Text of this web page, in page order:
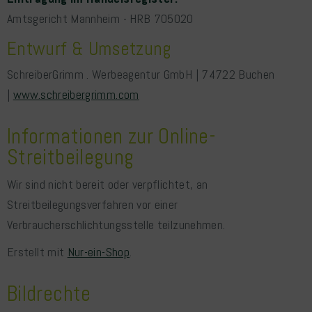
Amtsgericht Mannheim - HRB 705020
Entwurf & Umsetzung
SchreiberGrimm . Werbeagentur GmbH | 74722 Buchen
| www.schreibergrimm.com
Informationen zur Online-
Streitbeilegung
Wir sind nicht bereit oder verpflichtet, an
Streitbeilegungsverfahren vor einer
Verbraucherschlichtungsstelle teilzunehmen.
Erstellt mit Nur-ein-Shop.
Bildrechte